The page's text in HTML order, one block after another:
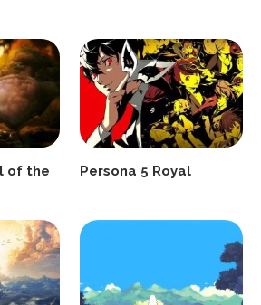
of the
Persona 5 Royal